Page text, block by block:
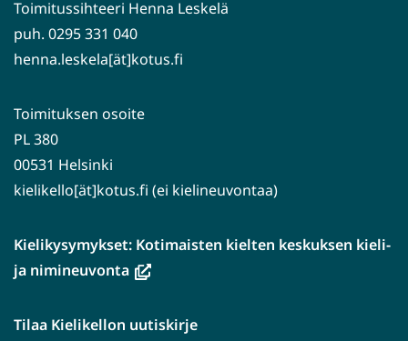
Toimitussihteeri Henna Leskelä
puh. 0295 331 040
henna.leskela[ät]kotus.fi
Toimituksen osoite
PL 380
00531 Helsinki
kielikello[ät]kotus.fi (ei kielineuvontaa)
Kielikysymykset: Kotimaisten kielten keskuksen kieli-
ja nimineuvonta(avautuu
ikkunaan,
Tilaa Kielikellon uutiskirje